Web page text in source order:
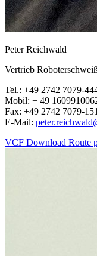
Peter Reichwald
Vertrieb
Tel.: +49 2742 7079-
Mobil: + 49
Fax: +49 2742 7079-151
E-Mail:
VCF Download Route